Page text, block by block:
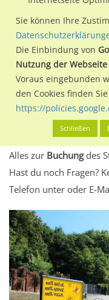
Albtalim Ortsteil
Wir erheben für jede
aktuelle
kannst du dich schon
Standort, seine
eventuelle
Werbeinhalten
Alles klar? Dann
Alles zur Buchungdes
Hast du noch Fragen?
Telefon unter oder E-
Sie können Ihre
Die Einbindung von
Nutzung der
Voraus eingebunden
den Cookies finden
https://
Schließen